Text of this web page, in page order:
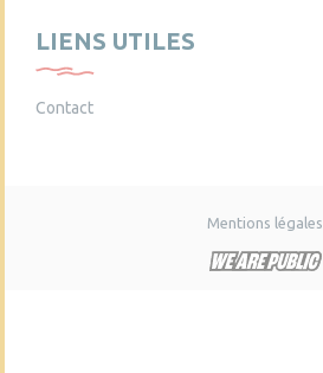
LIENS UTILES
Contact
Mentions légales